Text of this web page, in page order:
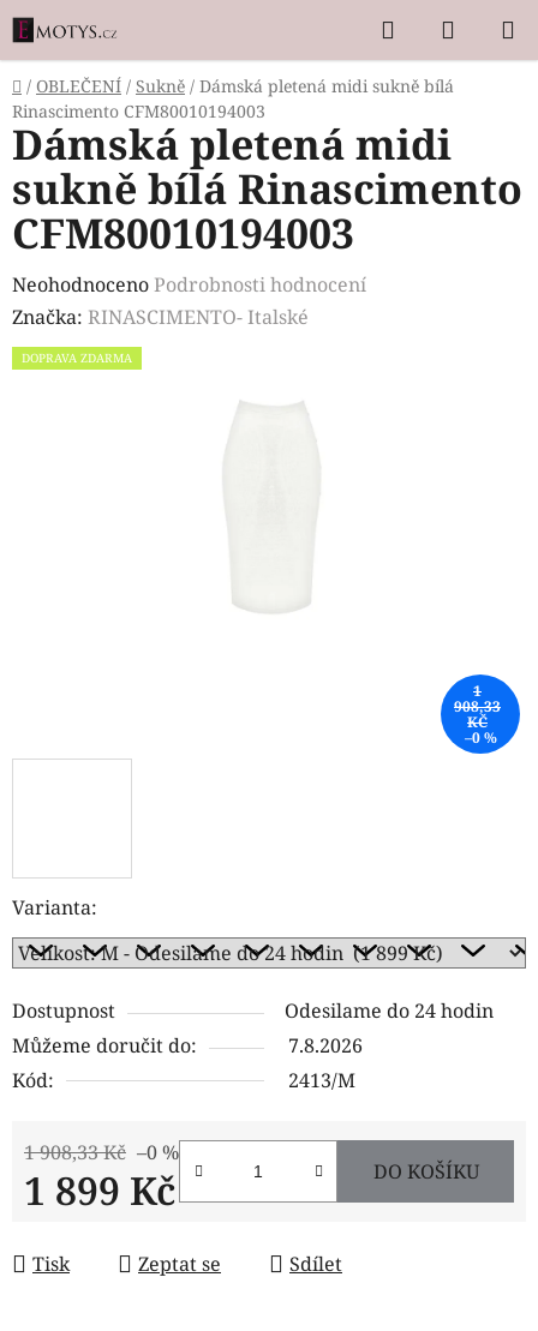
Přejít
na
obsah
Hledat
KOŠÍK
Domů
/ OBLEČENÍ / Sukně / Dámská pletená midi sukně bílá
Rinascimento CFM80010194003
Varianta:
Dostupnost
Odesilame do 24 hodin
Můžeme doručit do:
7.8.2026
Kód:
2413/M
1 908,33 Kč –0 %
1 899 Kč DO KOŠÍKU
Tisk Zeptat se Sdílet
Dámská pletená midi
sukně bílá Rinascimento
CFM80010194003
Průměrné
hodnocení
produktu
NeohodnocenoPodrobnosti hodnocení
Značka: RINASCIMENTO- Italské
DOPRAVA ZDARMA
1
908,33
KČ
–0 %